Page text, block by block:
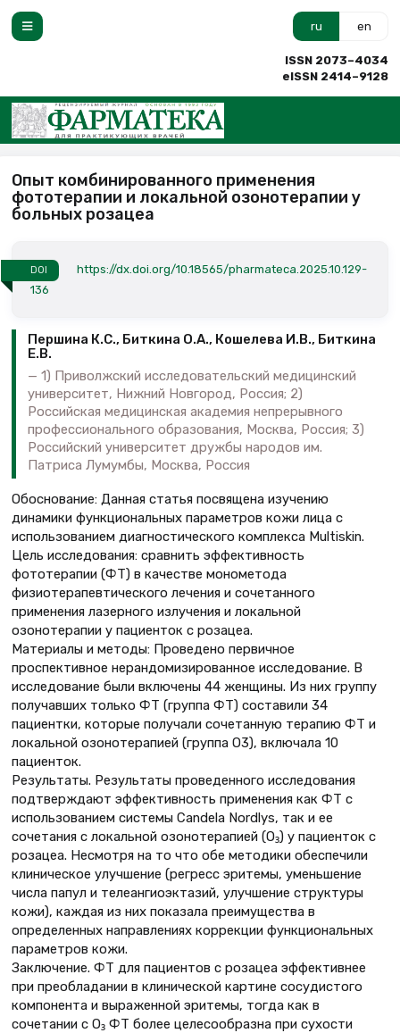
ru en
ISSN 2073–4034
eISSN 2414–9128
Опыт комбинированного применения
фототерапии и локальной озонотерапии у
больных розацеа
DOI
https://dx.doi.org/10.18565/pharmateca.2025.10.129-
136
Першина К.С., Биткина О.А., Кошелева И.В., Биткина
Е.В.
1) Приволжский исследовательский медицинский
университет, Нижний Новгород, Россия; 2)
Российская медицинская академия непрерывного
профессионального образования, Москва, Россия; 3)
Российский университет дружбы народов им.
Патриса Лумумбы, Москва, Россия
Обоснование: Данная статья посвящена изучению
динамики функциональных параметров кожи лица с
использованием диагностического комплекса Multiskin.
Цель исследования: сравнить эффективность
фототерапии (ФТ) в качестве монометода
физиотерапевтического лечения и сочетанного
применения лазерного излучения и локальной
озонотерапии у пациенток с розацеа.
Материалы и методы: Проведено первичное
проспективное нерандомизированное исследование. В
исследование были включены 44 женщины. Из них группу
получавших только ФТ (группа ФТ) составили 34
пациентки, которые получали сочетанную терапию ФТ и
локальной озонотерапией (группа О3), включала 10
пациенток.
Результаты. Результаты проведенного исследования
подтверждают эффективность применения как ФТ с
использованием системы Candela Nordlys, так и ее
сочетания с локальной озонотерапией (О₃) у пациенток с
розацеа. Несмотря на то что обе методики обеспечили
клиническое улучшение (регресс эритемы, уменьшение
числа папул и телеангиоэктазий, улучшение структуры
кожи), каждая из них показала преимущества в
определенных направлениях коррекции функциональных
параметров кожи.
Заключение. ФТ для пациентов с розацеа эффективнее
при преобладании в клинической картине сосудистого
компонента и выраженной эритемы, тогда как в
сочетании с О₃ ФТ более целесообразна при сухости